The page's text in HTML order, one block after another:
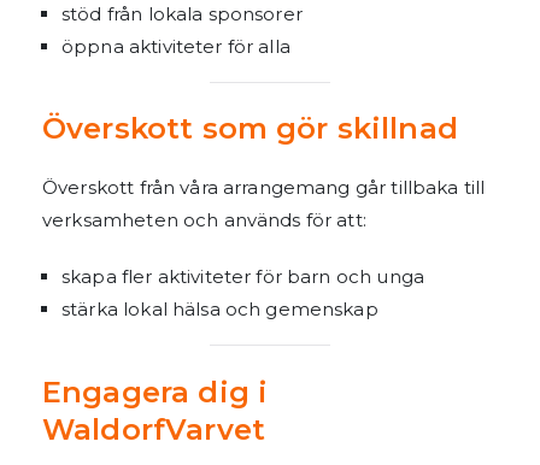
stöd från lokala sponsorer
öppna aktiviteter för alla
Överskott som gör skillnad
Överskott från våra arrangemang går tillbaka till
verksamheten och används för att:
skapa fler aktiviteter för barn och unga
stärka lokal hälsa och gemenskap
Engagera dig i
WaldorfVarvet